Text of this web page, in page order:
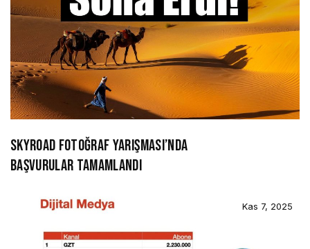
SKYROAD FOTOĞRAF YARIŞMASI’NDA
BAŞVURULAR TAMAMLANDI
Kas 7, 2025